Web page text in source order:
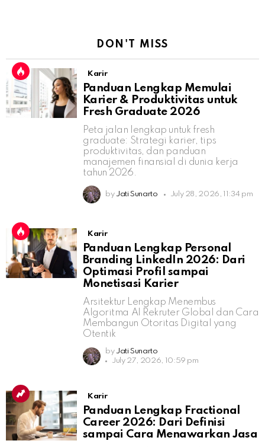
DON'T MISS
Karir
Panduan Lengkap Memulai
Karier & Produktivitas untuk
Fresh Graduate 2026
Peta jalan lengkap untuk fresh
graduate: Strategi karier, tips
produktivitas, dan panduan
manajemen finansial di dunia kerja
tahun 2026.
by Jati Sunarto July 28, 2026, 11:34 pm
Karir
Panduan Lengkap Personal
Branding LinkedIn 2026: Dari
Optimasi Profil sampai
Monetisasi Karier
Arsitektur Lengkap Menembus
Algoritma AI Rekruter Global dan Cara
Membangun Otoritas Digital yang
Otentik
by Jati Sunarto
July 27, 2026, 10:59 pm
Karir
Panduan Lengkap Fractional
Career 2026: Dari Definisi
sampai Cara Menawarkan Jasa